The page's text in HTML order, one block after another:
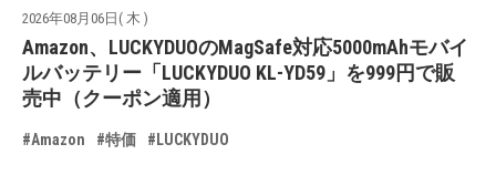
2026年08月06日( 木 )
Amazon、LUCKYDUOのMagSafe対応5000mAhモバイ
ルバッテリー「LUCKYDUO KL-YD59」を999円で販
売中（クーポン適用）
#Amazon #特価 #LUCKYDUO